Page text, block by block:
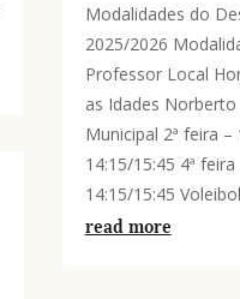
Modalidades do
2025/2026
Professor Local
as Idades
Municipal 2ª feira –
14:15/15:45 4ª
14:15/15:45
read more